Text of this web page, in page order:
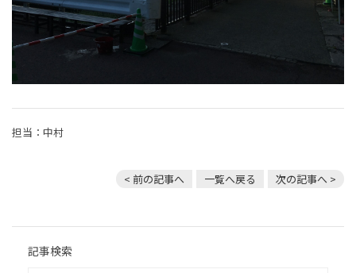
担当：中村
< 前の記事へ 一覧へ戻る 次の記事へ >
記事検索